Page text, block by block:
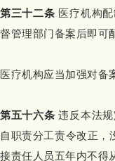
第三十二条 医疗机构
督管理部门备案后即可
医疗机构应当加强对备
第五十六条 违反本法
自职责分工责令改正，
接责任人员五年内不得